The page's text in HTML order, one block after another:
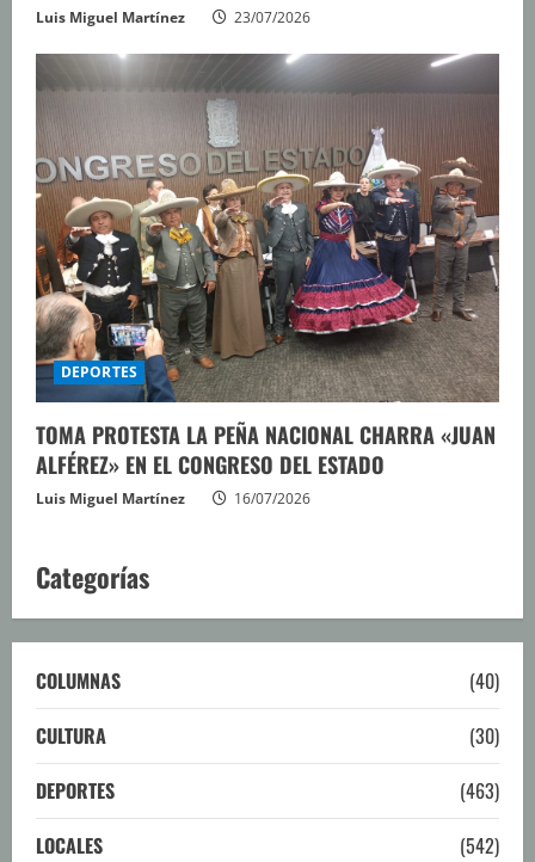
Luis Miguel Martínez 23/07/2026
DEPORTES
TOMA PROTESTA LA PEÑA NACIONAL CHARRA «JUAN
ALFÉREZ» EN EL CONGRESO DEL ESTADO
Luis Miguel Martínez 16/07/2026
Categorías
COLUMNAS
(40)
CULTURA
(30)
DEPORTES
(463)
LOCALES
(542)